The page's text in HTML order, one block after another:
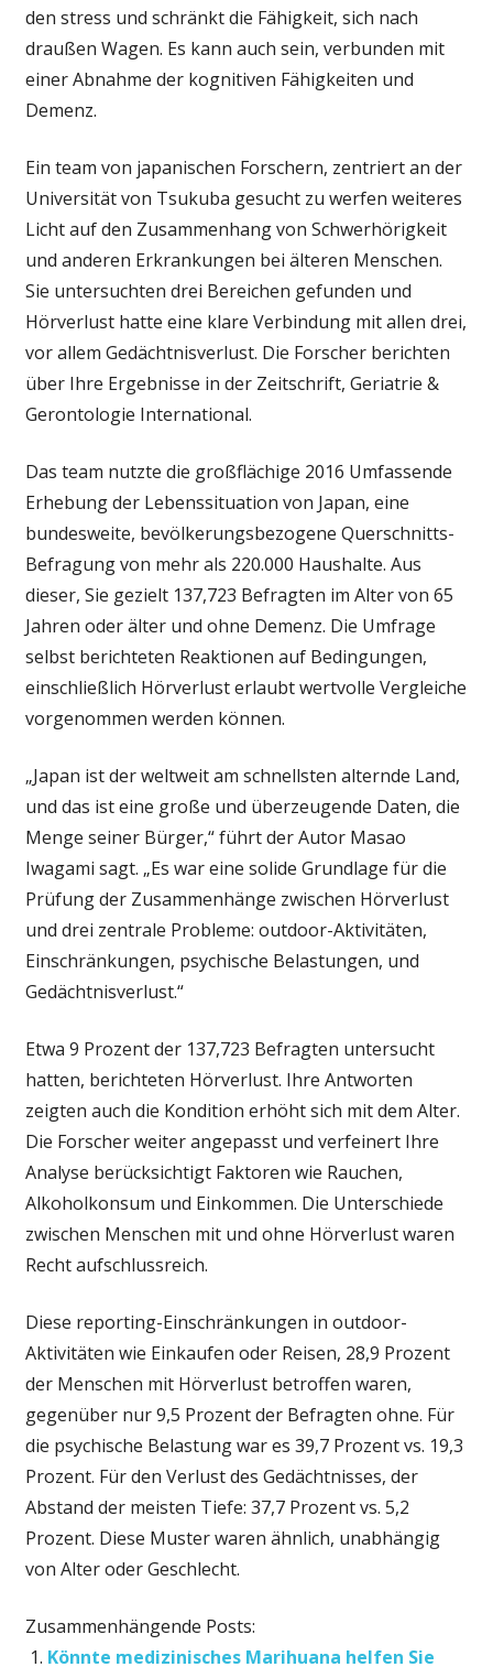
den stress und schränkt die Fähigkeit, sich nach
draußen Wagen. Es kann auch sein, verbunden mit
einer Abnahme der kognitiven Fähigkeiten und
Demenz.
Ein team von japanischen Forschern, zentriert an der
Universität von Tsukuba gesucht zu werfen weiteres
Licht auf den Zusammenhang von Schwerhörigkeit
und anderen Erkrankungen bei älteren Menschen.
Sie untersuchten drei Bereichen gefunden und
Hörverlust hatte eine klare Verbindung mit allen drei,
vor allem Gedächtnisverlust. Die Forscher berichten
über Ihre Ergebnisse in der Zeitschrift, Geriatrie &
Gerontologie International.
Das team nutzte die großflächige 2016 Umfassende
Erhebung der Lebenssituation von Japan, eine
bundesweite, bevölkerungsbezogene Querschnitts-
Befragung von mehr als 220.000 Haushalte. Aus
dieser, Sie gezielt 137,723 Befragten im Alter von 65
Jahren oder älter und ohne Demenz. Die Umfrage
selbst berichteten Reaktionen auf Bedingungen,
einschließlich Hörverlust erlaubt wertvolle Vergleiche
vorgenommen werden können.
„Japan ist der weltweit am schnellsten alternde Land,
und das ist eine große und überzeugende Daten, die
Menge seiner Bürger,“ führt der Autor Masao
Iwagami sagt. „Es war eine solide Grundlage für die
Prüfung der Zusammenhänge zwischen Hörverlust
und drei zentrale Probleme: outdoor-Aktivitäten,
Einschränkungen, psychische Belastungen, und
Gedächtnisverlust.“
Etwa 9 Prozent der 137,723 Befragten untersucht
hatten, berichteten Hörverlust. Ihre Antworten
zeigten auch die Kondition erhöht sich mit dem Alter.
Die Forscher weiter angepasst und verfeinert Ihre
Analyse berücksichtigt Faktoren wie Rauchen,
Alkoholkonsum und Einkommen. Die Unterschiede
zwischen Menschen mit und ohne Hörverlust waren
Recht aufschlussreich.
Diese reporting-Einschränkungen in outdoor-
Aktivitäten wie Einkaufen oder Reisen, 28,9 Prozent
der Menschen mit Hörverlust betroffen waren,
gegenüber nur 9,5 Prozent der Befragten ohne. Für
die psychische Belastung war es 39,7 Prozent vs. 19,3
Prozent. Für den Verlust des Gedächtnisses, der
Abstand der meisten Tiefe: 37,7 Prozent vs. 5,2
Prozent. Diese Muster waren ähnlich, unabhängig
von Alter oder Geschlecht.
Zusammenhängende Posts:
Könnte medizinisches Marihuana helfen Sie